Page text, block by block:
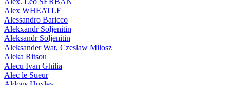
Alex WHEATLE
Alessandro Baricco
Alekxandr Soljenitin
Aleksandr Soljenitin
Aleksander Wat, Czeslaw Milosz
Aleka Ritsou
Alecu Ivan Ghilia
Alec le Sueur